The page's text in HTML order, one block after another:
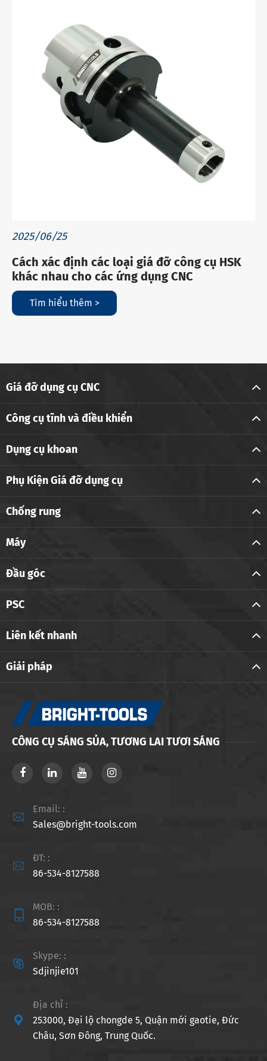
2025/06/25
Cách xác định các loại giá đỡ công cụ HSK
khác nhau cho các ứng dụng CNC
Tìm hiểu thêm >
Giá đỡ dụng cụ CNC
Công cụ tĩnh và điều khiển
Dụng cụ khoan
Phụ Kiện Giá đỡ dụng cụ
Chống rung
Máy
Đầu góc
PSC
Liên kết nhanh
Giải pháp
CÔNG CỤ SÁNG SỦA, TƯƠNG LAI TƯƠI SÁNG

Email: :
Sales@bright-tools.com

ĐT: :
86-534-8127588

MOB: :
86-534-8127588

Skype: :
Sdjinjie101

Địa chỉ :
253000, Đại lộ chongde 5, Quận mới gaotie, Đức
Châu, Sơn Đông, Trung Quốc.